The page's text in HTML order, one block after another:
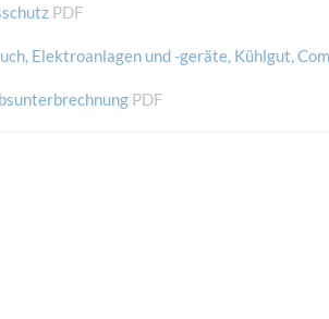
PDF
Elektroanlagen und -geräte, Kühlgut,
PDF